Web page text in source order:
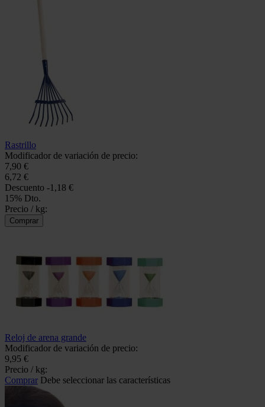
Rastrillo
Modificador de variación de precio:
7,90 €
6,72 €
Descuento -1,18 €
15% Dto.
Precio / kg:
Reloj de arena grande
Modificador de variación de precio:
9,95 €
Precio / kg:
Comprar Debe seleccionar las características